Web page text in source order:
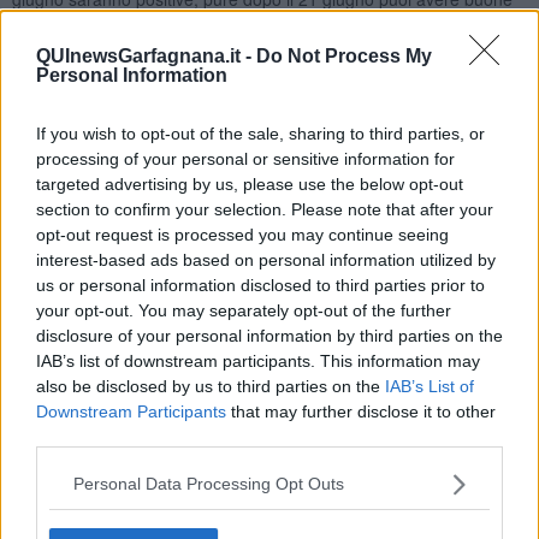
QUInewsGarfagnana.it - Do Not Process My
Personal Information
If you wish to opt-out of the sale, sharing to third parties, or
processing of your personal or sensitive information for
targeted advertising by us, please use the below opt-out
section to confirm your selection. Please note that after your
opt-out request is processed you may continue seeing
interest-based ads based on personal information utilized by
us or personal information disclosed to third parties prior to
your opt-out. You may separately opt-out of the further
disclosure of your personal information by third parties on the
IAB’s list of downstream participants. This information may
also be disclosed by us to third parties on the IAB’s List of
Downstream Participants that may further disclose it to other
Personal Data Processing Opt Outs
famiglia o una relazione, saranno sereni le giornate, solo ai nativi
dell’inizio del primo decade del segno, sará una giornata piú in
in ricerca dell’anima gemella, saranno giornate quando potrebbe
arrivare qualcuno/a nella tua vita, che susciterá la tua interesse.
Potrebbe creare un incontro nuovo, molto positivo nella tua vita la
Luna Nuova del 21 giugno, specialmente se sei nato/a nel primo
decade del tuo segno. Anche se avessi giá una relazione, potrebbe
significare l’inizio di qualcosa di nuovo all’interno del tuo rapporto. Il
26-27 giugno ci saranno influssi positivi dal campo delle amicizie.
Sagittario
A livello lavorativo la ripresa della tua attivitá non é esente di
problematiche, per la posizione difficile di Marte. Gli influssi positivi
dal cielo ti aiuteranno a sistemare varie cose nel mese di giugno.
una azienda. Ad ogni modo sará meglio ad usare cautela, come
anche nei giorni 19-20 giugno, quando potresti trovare degli
ostacoli difficili da superare. Qualche spesa in piú affronterai nei